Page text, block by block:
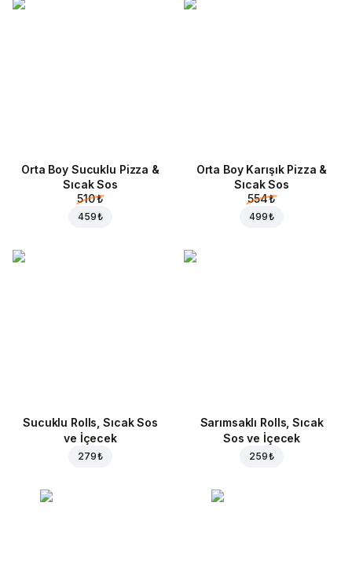
Orta Boy Sucuklu Pizza &
Sıcak Sos
510 ₺
459 ₺
Orta Boy Karışık Pizza &
Sıcak Sos
554 ₺
499 ₺
Sucuklu Rolls, Sıcak Sos
ve İçecek
279 ₺
Sarımsaklı Rolls, Sıcak
Sos ve İçecek
259 ₺